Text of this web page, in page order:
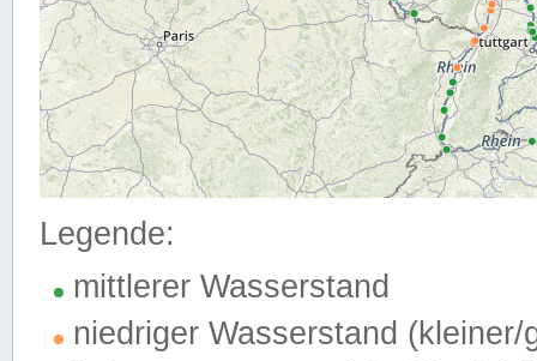
Legende:
mittlerer Wasserstand
niedriger Wasserstand (kleiner/